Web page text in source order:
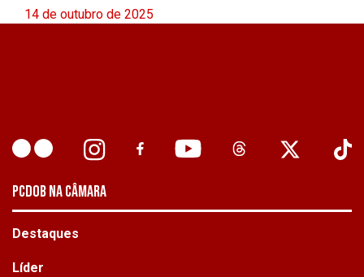
14 de outubro de 2025
PCDOB NA CÂMARA
Destaques
Líder